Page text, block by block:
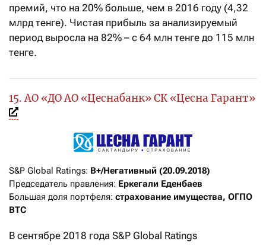
премий, что на 20% больше, чем в 2016 году (4,32
млрд тенге). Чистая прибыль за анализируемый
период выросла на 82% – с 64 млн тенге до 115 млн
тенге.
15. АО «ДО АО «Цеснабанк» СК «Цесна Гарант»
S&P Global Ratings: В+/Негативный (20.09.2018)
Председатель правления: Еркегали Еденбаев
Большая доля портфеля: страхование имущества, ОГПО
ВТС
В сентябре 2018 года S&P Global Ratings